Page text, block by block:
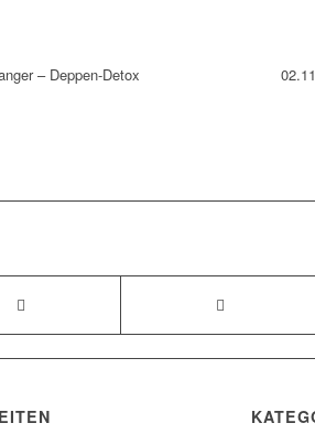
– Deppen-Detox